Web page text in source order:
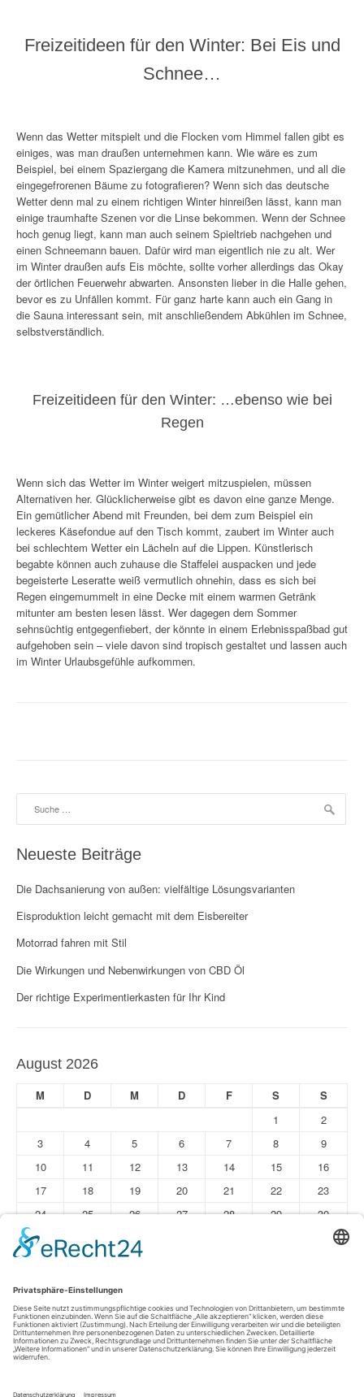
Freizeitideen für den Winter: Bei Eis und
Schnee…
Wenn das Wetter mitspielt und die Flocken vom Himmel fallen gibt es
einiges, was man draußen unternehmen kann. Wie wäre es zum
Beispiel, bei einem Spaziergang die Kamera mitzunehmen, und all die
eingegefrorenen Bäume zu fotografieren? Wenn sich das deutsche
Wetter denn mal zu einem richtigen Winter hinreißen lässt, kann man
einige traumhafte Szenen vor die Linse bekommen. Wenn der Schnee
hoch genug liegt, kann man auch seinem Spieltrieb nachgehen und
einen Schneemann bauen. Dafür wird man eigentlich nie zu alt. Wer
im Winter draußen aufs Eis möchte, sollte vorher allerdings das Okay
der örtlichen Feuerwehr abwarten. Ansonsten lieber in die Halle gehen,
bevor es zu Unfällen kommt. Für ganz harte kann auch ein Gang in
die Sauna interessant sein, mit anschließendem Abkühlen im Schnee,
selbstverständlich.
Freizeitideen für den Winter: …ebenso wie bei
Regen
Wenn sich das Wetter im Winter weigert mitzuspielen, müssen
Alternativen her. Glücklicherweise gibt es davon eine ganze Menge.
Ein gemütlicher Abend mit Freunden, bei dem zum Beispiel ein
leckeres Käsefondue auf den Tisch kommt, zaubert im Winter auch
bei schlechtem Wetter ein Lächeln auf die Lippen. Künstlerisch
begabte können auch zuhause die Staffelei auspacken und jede
begeisterte Leseratte weiß vermutlich ohnehin, dass es sich bei
Regen eingemummelt in eine Decke mit einem warmen Getränk
mitunter am besten lesen lässt. Wer dagegen dem Sommer
sehnsüchtig entgegenfiebert, der könnte in einem Erlebnisspaßbad gut
aufgehoben sein – viele davon sind tropisch gestaltet und lassen auch
im Winter Urlaubsgefühle aufkommen.
nach:
Neueste Beiträge
Die Dachsanierung von außen: vielfältige Lösungsvarianten
Eisproduktion leicht gemacht mit dem Eisbereiter
Motorrad fahren mit Stil
Die Wirkungen und Nebenwirkungen von CBD Öl
Der richtige Experimentierkasten für Ihr Kind
August 2026
M D M D F S
S
1
2
3
4 5 6 7 8
9
10
11 12 13 14 15
16
17
18 19 20 21 22
23
24
25 26 27 28 29
30
31
Impressum
Datenschutz